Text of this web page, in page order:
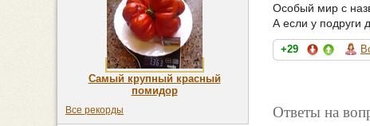
Особый мир с
А если у подруги
+29
Ответы на
Самый крупный красный
помидор
Все рекорды